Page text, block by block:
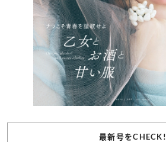
最新号をCHECK!